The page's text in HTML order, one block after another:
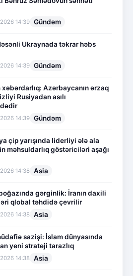
14:39 Gündəm
Ukraynada təkrar həbs
14:39 Gündəm
xəbərdarlıq: Azərbaycanın ərzaq
Rusiyadan asılı
14:39 Gündəm
çip yarışında liderliyi ələ ala
məhsuldarlıq göstəriciləri aşağı
14:38 Asia
gərginlik: İranın daxili
qlobal təhdidə çevrilir
14:38 Asia
sazişi: İslam dünyasında
yeni strateji tarazlıq
14:38 Asia